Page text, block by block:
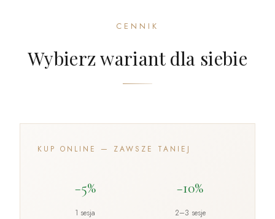
CENNIK
Wybierz wariant dla siebie
KUP ONLINE — ZAWSZE TANIEJ
−5%
1 sesja
−10%
2–3 sesje